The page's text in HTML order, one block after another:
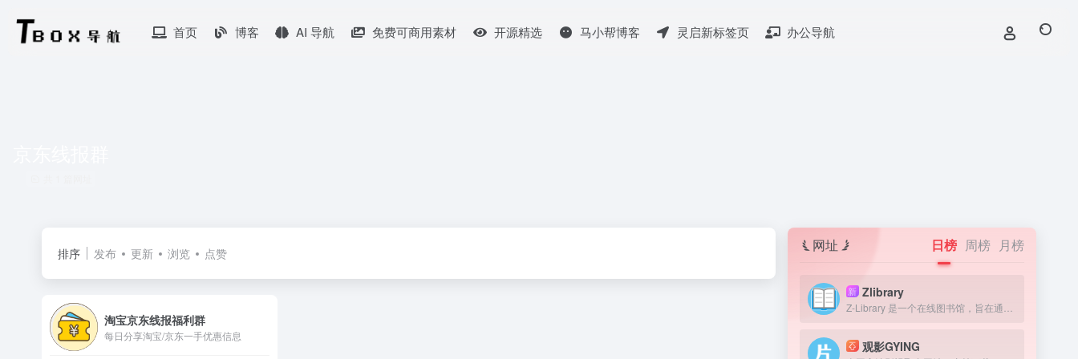
首页 博客 AI 导航 免费可商用素材 开源精选 马小帮博客 灵启新标签页 办公导航
排序 发布 更新 浏览 点赞
淘宝京东线报福利群
每日分享淘宝/京东一手优惠信息
网址 日榜 周榜 月榜
新 Zlibrary
观影GYING